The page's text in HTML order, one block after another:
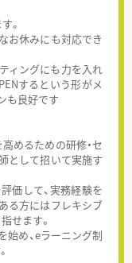
。
お休みにも対応でき
ィングにも力を入れ
するという形がメ
も良好です
めるための研修・セ
として招いて実施す
価して、実務経験を
る方にはフレキシブ
せます。
始め、eラーニング制